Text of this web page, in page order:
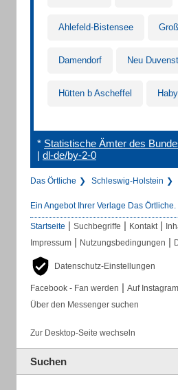
Ahlefeld-Bistensee
Damendorf Neu
Hütten b Ascheffel Haby
* Statistische Ämter des
| dl-de/by-2-0
Das Örtliche Schleswig-Holstein
Ein Angebot Ihrer Verlage Das Örtliche.
Startseite | Suchbegriffe | Kontakt |
Impressum | Nutzungsbedingungen |
Datenschutz-Einstellungen
Facebook - Fan werden | Auf
Über den Messenger suchen
Zur Desktop-Seite wechseln
Suchen